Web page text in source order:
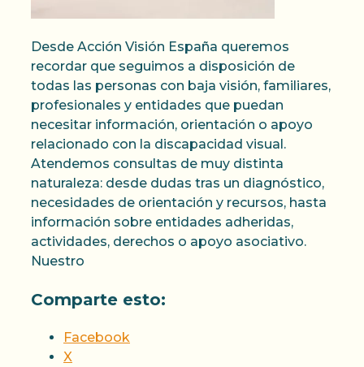
Desde Acción Visión España queremos
recordar que seguimos a disposición de
todas las personas con baja visión, familiares,
profesionales y entidades que puedan
necesitar información, orientación o apoyo
relacionado con la discapacidad visual.
Atendemos consultas de muy distinta
naturaleza: desde dudas tras un diagnóstico,
necesidades de orientación y recursos, hasta
información sobre entidades adheridas,
actividades, derechos o apoyo asociativo.
Nuestro
Comparte esto:
Facebook
X